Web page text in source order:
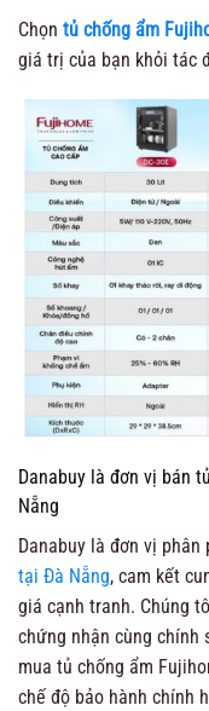
Chọn tủ chống ẩm
giá trị của bạn khỏi tác
Danabuy là đơn vị bán
Nẵng
Danabuy là đơn vị phân
tại Đà Nẵng, cam kết
giá cạnh tranh. Chúng
chứng nhận cùng chính
mua tủ chống ẩm
chế độ bảo hành chính